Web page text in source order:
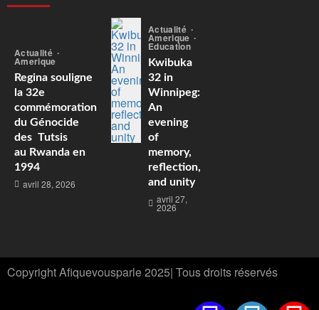
Actualité
Amerique
Regina souligne
la 32e
commémoration
du Génocide
des Tutsis
au Rwanda en
1994
avril 28, 2026
Actualité
Amerique
Education
Kwibuka
32 in
Winnipeg:
An
evening
of
memory,
reflection,
and unity
avril 27,
2026
Copyright Afiquevousparle 2025| Tous droits réservés